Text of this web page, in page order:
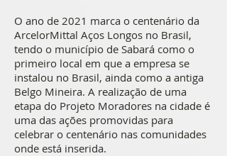
O ano de 2021 marca o centenário da
ArcelorMittal Aços Longos no Brasil,
tendo o município de Sabará como o
primeiro local em que a empresa se
instalou no Brasil, ainda como a antiga
Belgo Mineira. A realização de uma
etapa do Projeto Moradores na cidade é
uma das ações promovidas para
celebrar o centenário nas comunidades
onde está inserida.